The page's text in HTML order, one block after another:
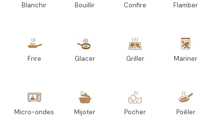
Blanchir Bouillir Confire Flamber
Frire Glacer Griller Mariner
Micro-ondes Mijoter Pocher Poêler